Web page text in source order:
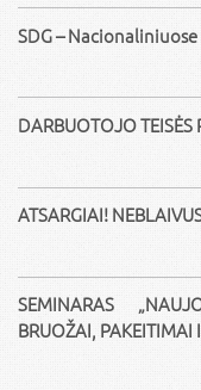
SDG –
DARBUOTOJO TEISĖS
ATSARGIAI!
SEMINARAS
BRUOŽAI, PAKEITIMAI